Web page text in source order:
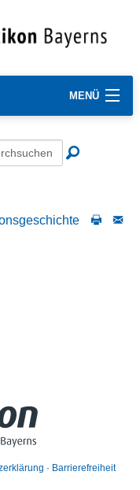
MENÜ
Barrierefreiheit